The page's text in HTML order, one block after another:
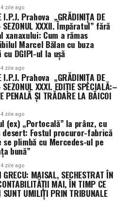
4 zile ago
I.P.J. Prahova „GRĂDINIȚA DE
SEZONUL XXXII. Împăratul” fără
xanaxului: Cum a rămas
Marcel Bălan cu buza
DGIPI-ul la ușă
4 zile ago
I.P.J. Prahova „GRĂDINIȚA DE
XXXI. EDIȚIE SPECIALĂ:–
PENALĂ ȘI TRĂDARE LA BĂICOI
4 zile ago
(ex) „Portocală” la prânz, cu
Fostul procuror-fabrică
se plimbă cu Mercedes-ul pe
bună”
4 zile ago
GRECU: MAISAL, SECHESTRAT ÎN
MAI, ÎN TIMP CE
SUNT UMILIȚI PRIN TRIBUNALE